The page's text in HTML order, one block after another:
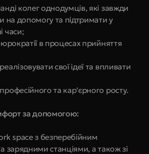
колег однодумців, які завжди
на допомогу та підтримати у
часи;
в процесах прийняття
свої ідеї та впливати
та кар’єрного росту.
за допомогою:
space з безперебійним
зарядними станціями, а також зі